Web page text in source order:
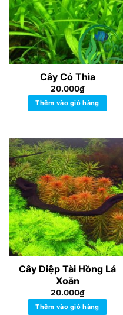
Cây Cỏ Thìa
20.000₫
Thêm vào giỏ hàng
Cây Diệp Tài Hồng Lá
Xoắn
20.000₫
Thêm vào giỏ hàng